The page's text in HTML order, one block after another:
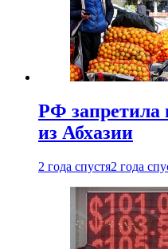
РФ запретила
из Абхазии
2 года спустя2 года